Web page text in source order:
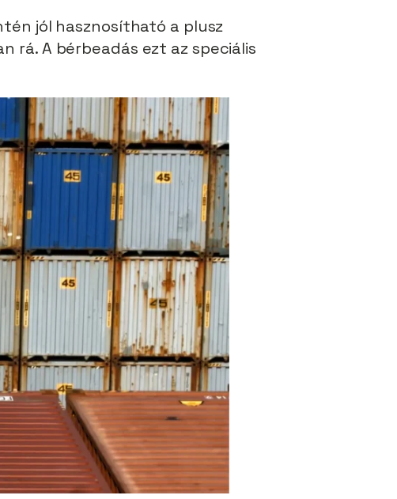
jól hasznosítható a plusz
rá. A bérbeadás ezt az speciális